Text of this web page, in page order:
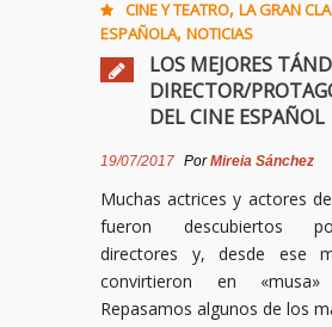
CINE Y TEATRO, LA GRAN
ESPAÑOLA, NOTICIAS
LOS MEJORES
DIRECTOR/
DEL CINE ESPAÑOL
19/07/2017 PorMireia Sánchez
Muchas actrices y actores
fueron descubiertos
directores y, desde ese
convirtieron en
Repasamos algunos de los